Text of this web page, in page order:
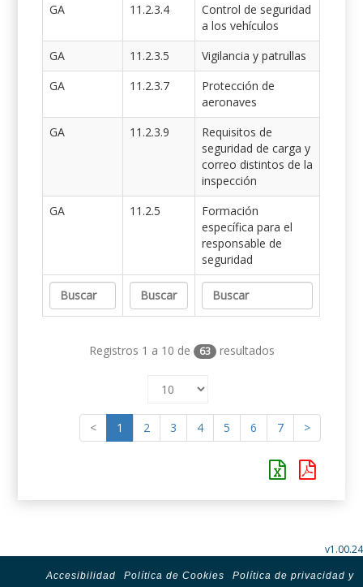
GA
11.2.3.4
Control de seguridad
a los vehículos
GA
11.2.3.5
Vigilancia y patrullas
GA
11.2.3.7
Protección de
aeronaves
GA
11.2.3.9
Requisitos de
seguridad de carga y
correo distintos de la
inspección
GA
11.2.5
Formación
específica para el
responsable de
seguridad
Registros 1 a 10 de 63 resultados
< 1 2 3 4 5 6 7 >
v1.00.24
Accesibilidad Política de Cookies
Política de privacidad y